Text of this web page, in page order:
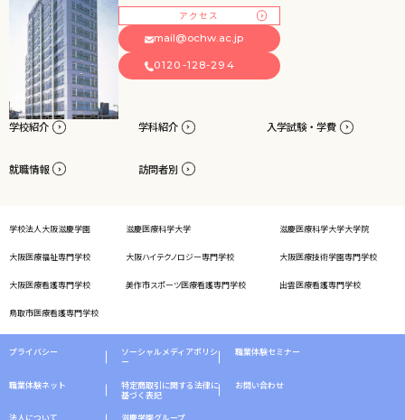
アクセス
mail@ochw.ac.jp
0120-128-294
学校紹介 学科紹介 入学試験・学費
就職情報 訪問者別
学校法人大阪滋慶学園 滋慶医療科学大学 滋慶医療科学大学大学院
大阪医療福祉専門学校 大阪ハイテクノロジー専門学校 大阪医療技術学園専門学校
大阪医療看護専門学校 美作市スポーツ医療看護専門学校 出雲医療看護専門学校
鳥取市医療看護専門学校
プライバシー
ソーシャルメディアポリシ
ー
職業体験セミナー
職業体験ネット
特定商取引に関する法律に
基づく表記
お問い合わせ